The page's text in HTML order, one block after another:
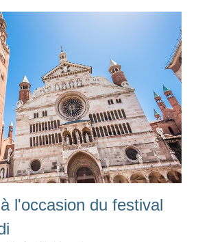
l'occasion du festival